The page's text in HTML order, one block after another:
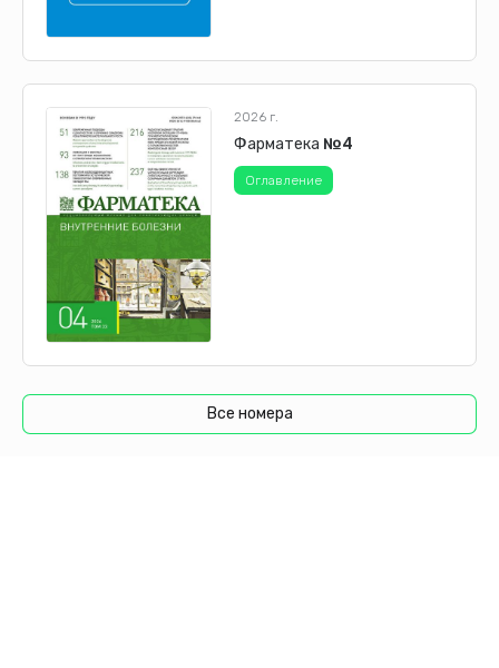
2026 г.
Фарматека №4
Оглавление
Все номера